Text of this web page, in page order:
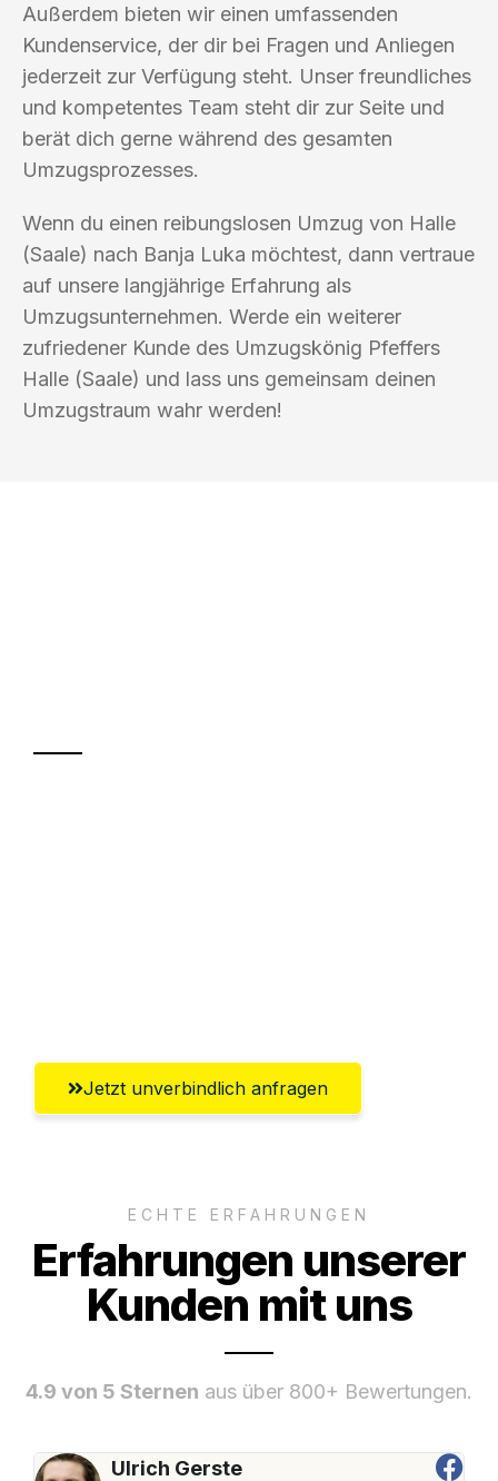
Außerdem bieten wir einen umfassenden
Kundenservice, der dir bei Fragen und Anliegen
jederzeit zur Verfügung steht. Unser freundliches
und kompetentes Team steht dir zur Seite und
berät dich gerne während des gesamten
Umzugsprozesses.
Wenn du einen reibungslosen Umzug von Halle
(Saale) nach Banja Luka möchtest, dann vertraue
auf unsere langjährige Erfahrung als
Umzugsunternehmen. Werde ein weiterer
zufriedener Kunde des Umzugskönig Pfeffers
Halle (Saale) und lass uns gemeinsam deinen
Umzugstraum wahr werden!
Jetzt unverbindlich anfragen
ECHTE ERFAHRUNGEN
Erfahrungen unserer
Kunden mit uns
4.9 von 5 Sternen aus über 800+ Bewertungen.
Ulrich Gerste